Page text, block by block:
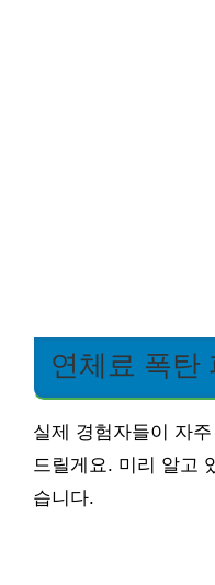
연체료 폭탄
실제 경험자들이 자
드릴게요. 미리 알고
습니다.